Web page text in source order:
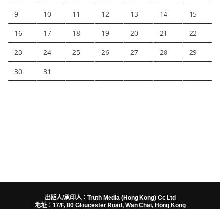
9 10 11 12 13 14 15
16 17 18 19 20 21 22
23 24 25 26 27 28 29
30 31
出版人/承印人：Truth Media (Hong Kong) Co Ltd
地址：17/F, 80 Gloucester Road, Wan Chai, Hong Kong